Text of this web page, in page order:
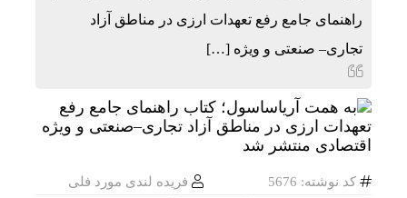
راهنمای جامع رفع تعهدات ارزی در مناطق آزاد
تجاری– صنعتی و ویژه […]
کد نوشته: 5676
فریده لندی مورد فلی